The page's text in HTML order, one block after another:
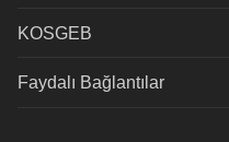
KOSGEB
Faydalı Bağlantılar